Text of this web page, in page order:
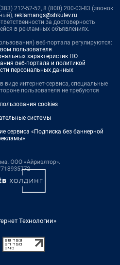
212-52-52, 8 (800) 200-03-83 (звонок
reklamangs@shkulev.ru
за достоверность
в рекламных объявлениях.
веб-портала регулируются:
пользователя
характеристик ПО
веб-портала и политикой
персональных данных
виде интернет-сервиса, специальные
пользователя не требуются
cookies
системы
сервиса «Подписка без баннерной
Технологии»